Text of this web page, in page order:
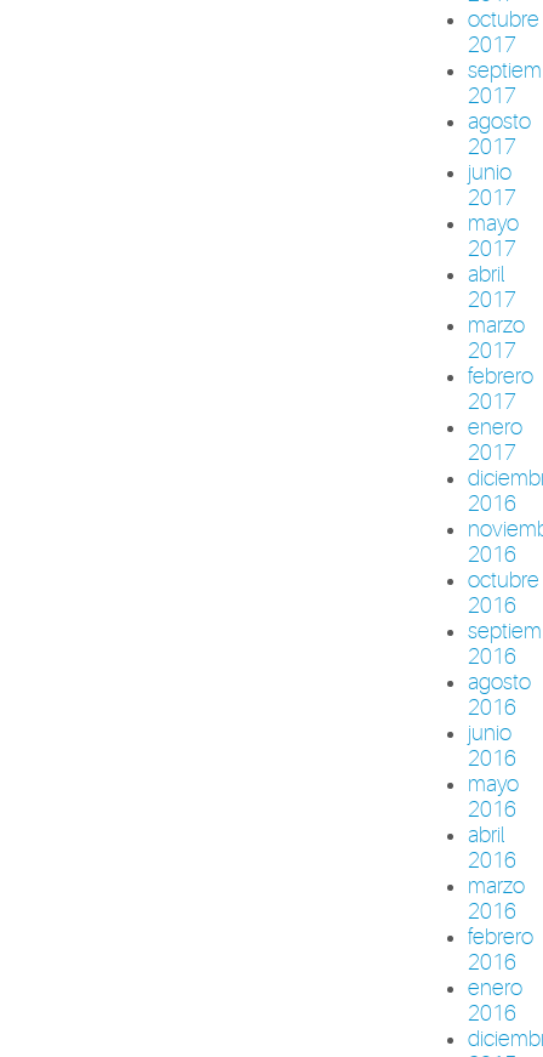
octubre
2017
2017
agosto
2017
junio
2017
mayo
2017
abril
2017
marzo
2017
febrero
2017
enero
2017
2016
2016
octubre
2016
2016
agosto
2016
junio
2016
mayo
2016
abril
2016
marzo
2016
febrero
2016
enero
2016